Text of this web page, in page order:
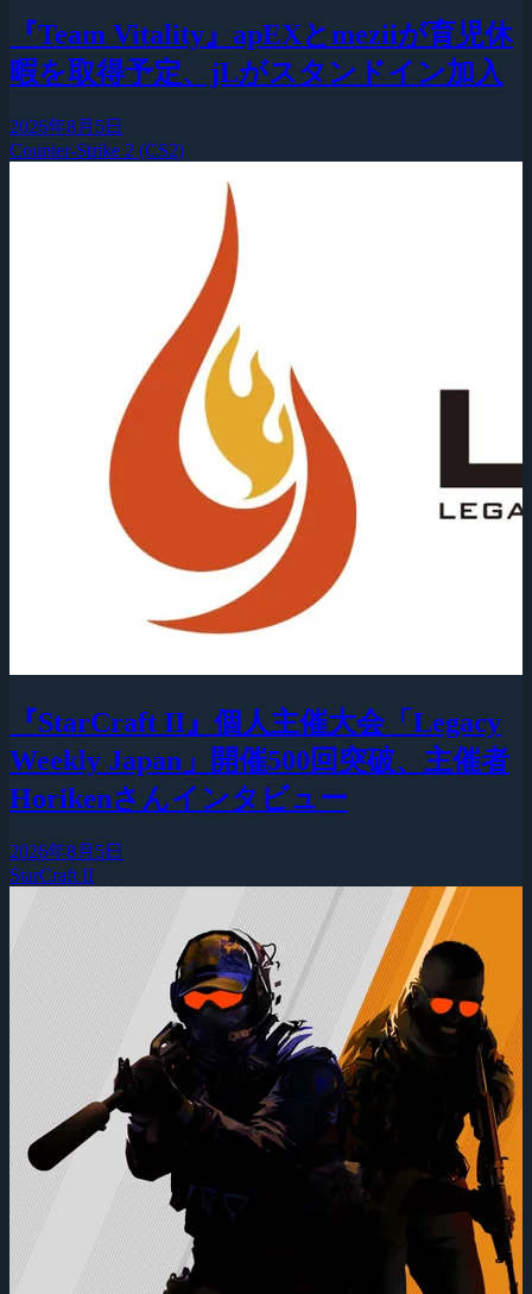
『Team Vitality』apEXとmeziiが育児休
暇を取得予定、jLがスタンドイン加入
2026年8月5日
Counter-Strike 2 (CS2)
『StarCraft II』個人主催大会「Legacy
Weekly Japan」開催500回突破、主催者
Horikenさんインタビュー
2026年8月5日
StarCraft II